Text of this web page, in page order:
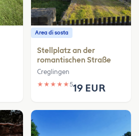
Area di sosta
Stellplatz an der
romantischen Straße
Creglingen
★ ★ ★ ★ ★519 EUR